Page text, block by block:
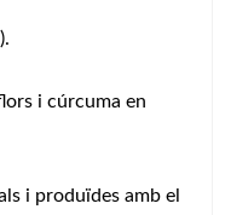
i cúrcuma en
i produïdes amb el